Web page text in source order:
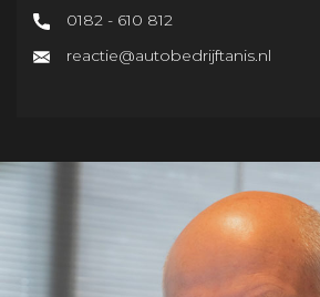
0182 - 610 812
reactie@autobedrijftanis.nl